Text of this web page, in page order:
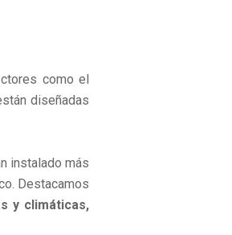
como el
diseñadas
instalado más
Destacamos
y climáticas,